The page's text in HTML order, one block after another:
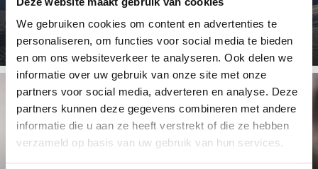
We gebruiken cookies om content en advertenties te
personaliseren, om functies voor social media te bieden
en om ons websiteverkeer te analyseren. Ook delen we
informatie over uw gebruik van onze site met onze
partners voor social media, adverteren en analyse. Deze
partners kunnen deze gegevens combineren met andere
informatie die u aan ze heeft verstrekt of die ze hebben
verzameld op basis van uw gebruik van hun services.
geopend en is vooral ...